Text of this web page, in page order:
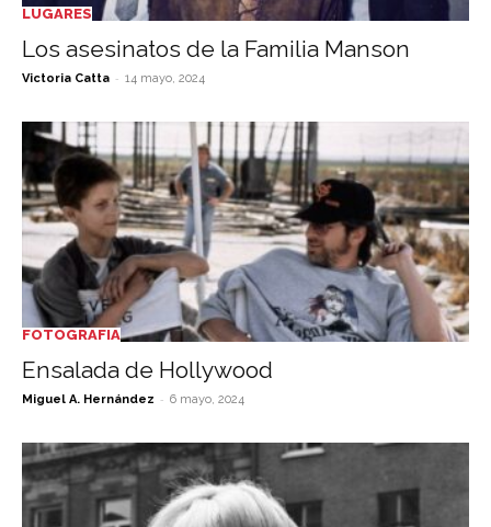
LUGARES
Los asesinatos de la Familia Manson
Victoria Catta - 14 mayo, 2024
FOTOGRAFIA
Ensalada de Hollywood
Miguel A. Hernández - 6 mayo, 2024